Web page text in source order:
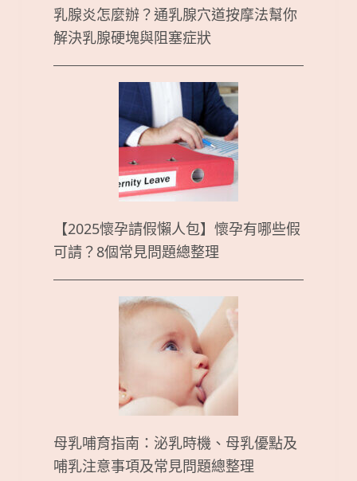
乳腺炎怎麼辦？通乳腺穴道按摩法幫你
解決乳腺硬塊與阻塞症狀
【2025懷孕請假懶人包】懷孕有哪些假
可請？8個常見問題總整理
母乳哺育指南：泌乳時機、母乳優點及
哺乳注意事項及常見問題總整理